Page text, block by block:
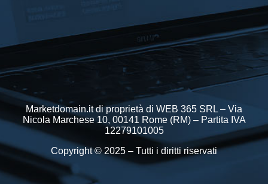
Marketdomain.it di proprietà di WEB 365 SRL – Via
Nicola Marchese 10, 00141 Rome (RM) – Partita IVA
12279101005
Copyright © 2025 – Tutti i diritti riservati